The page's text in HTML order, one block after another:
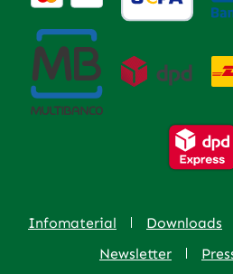
Infomaterial Downloads
Newsletter